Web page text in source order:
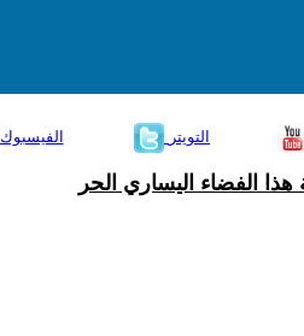
الفيسبوك
التويتر
الفضاء اليساري الحر